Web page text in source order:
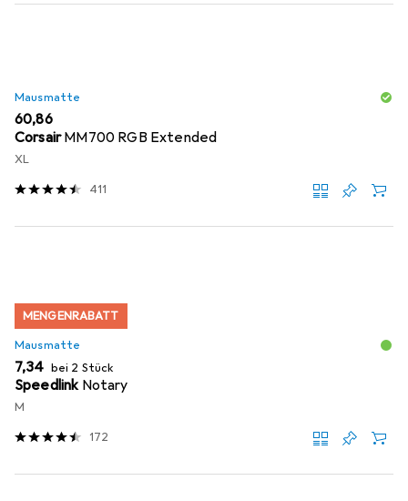
Mausmatte
EUR
60,86
CorsairMM700 RGB Extended
XL
411
MENGENRABATT
Mausmatte
EUR
7,34 bei 2 Stück
Speedlink Notary
M
172